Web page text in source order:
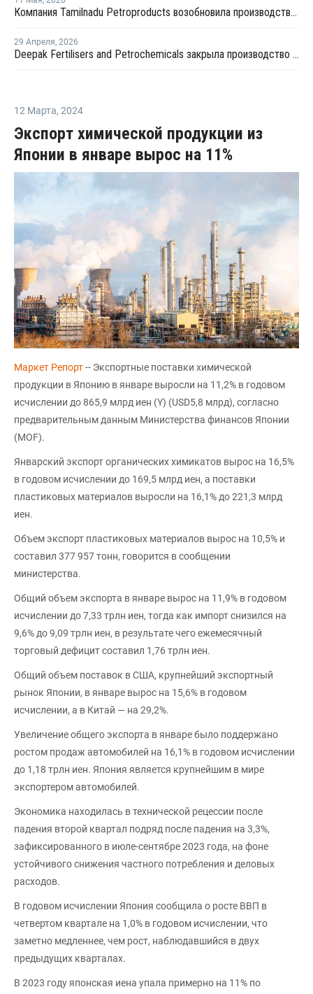
Компания Tamilnadu Petroproducts возобновила производство окиси пропилена
29 Апреля, 2026
Deepak Fertilisers and Petrochemicals закрыла производство изопропилового спирта из-за перебоев в поставках пропилена
12 Марта, 2024
Экспорт химической продукции из
Японии в январе вырос на 11%
Маркет Репорт-- Экспортные поставки химической
продукции в Японию в январе выросли на 11,2% в годовом
исчислении до 865,9 млрд иен (Y) (USD5,8 млрд), согласно
предварительным данным Министерства финансов Японии
(MOF).
Январский экспорт органических химикатов вырос на 16,5%
в годовом исчислении до 169,5 млрд иен, а поставки
пластиковых материалов выросли на 16,1% до 221,3 млрд
иен.
Объем экспорт пластиковых материалов вырос на 10,5% и
составил 377 957 тонн, говорится в сообщении
министерства.
Общий объем экспорта в январе вырос на 11,9% в годовом
исчислении до 7,33 трлн иен, тогда как импорт снизился на
9,6% до 9,09 трлн иен, в результате чего ежемесячный
торговый дефицит составил 1,76 трлн иен.
Общий объем поставок в США, крупнейший экспортный
рынок Японии, в январе вырос на 15,6% в годовом
исчислении, а в Китай — на 29,2%.
Увеличение общего экспорта в январе было поддержано
ростом продаж автомобилей на 16,1% в годовом исчислении
до 1,18 трлн иен. Япония является крупнейшим в мире
экспортером автомобилей.
Экономика находилась в технической рецессии после
падения второй квартал подряд после падения на 3,3%,
зафиксированного в июле-сентябре 2023 года, на фоне
устойчивого снижения частного потребления и деловых
расходов.
В годовом исчислении Япония сообщила о росте ВВП в
четвертом квартале на 1,0% в годовом исчислении, что
заметно медленнее, чем рост, наблюдавшийся в двух
предыдущих кварталах.
В 2023 году японская иена упала примерно на 11% по